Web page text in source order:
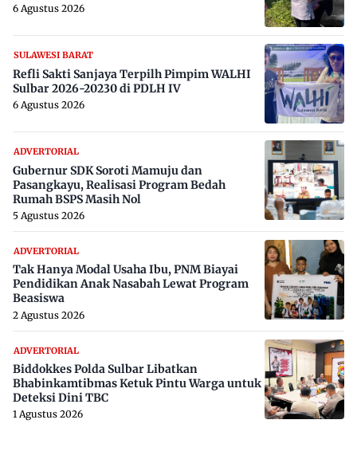
6 Agustus 2026
SULAWESI BARAT
Refli Sakti Sanjaya Terpilh Pimpim WALHI
Sulbar 2026-20230 di PDLH IV
6 Agustus 2026
ADVERTORIAL
Gubernur SDK Soroti Mamuju dan
Pasangkayu, Realisasi Program Bedah
Rumah BSPS Masih Nol
5 Agustus 2026
ADVERTORIAL
Tak Hanya Modal Usaha Ibu, PNM Biayai
Pendidikan Anak Nasabah Lewat Program
Beasiswa
2 Agustus 2026
ADVERTORIAL
Biddokkes Polda Sulbar Libatkan
Bhabinkamtibmas Ketuk Pintu Warga untuk
Deteksi Dini TBC
1 Agustus 2026